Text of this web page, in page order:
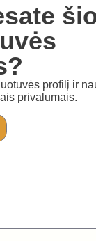
profilį ir
privalumais.